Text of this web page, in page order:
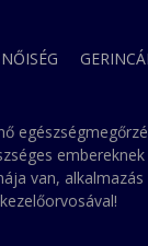
NŐISÉG
van,
kezelőorvosával!